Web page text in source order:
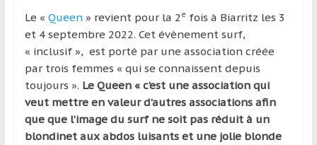
d’une
région
Le « Queen » revient pour la 2 e fois à Biarritz les 3
et 4 septembre 2022. Cet évènement surf,
« inclusif », est porté par une association créée
par trois femmes « qui se connaissent depuis
toujours ». Le Queen « c’est une association qui
veut mettre en valeur d’autres associations afin
que que l’image du surf ne soit pas réduit à un
blondinet aux abdos luisants et une jolie blonde